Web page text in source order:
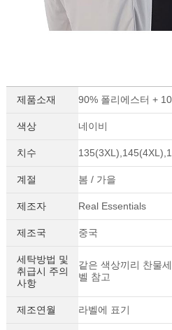
제품소재 90% 폴리에스터 +
색상 네이비
치수
계절 봄 / 가을
제조자 Real Essentials
제조국 중국
세탁방법 및
취급시 주의
사항
같은 색상끼리 찬물
벨 참고
제조연월 라벨에 표기